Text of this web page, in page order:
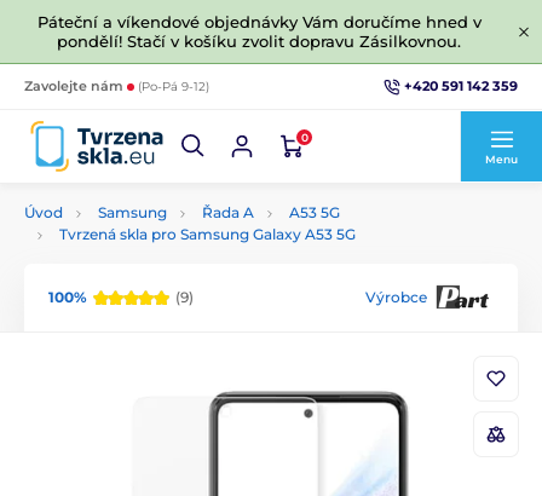
Páteční a víkendové objednávky Vám doručíme hned v
pondělí! Stačí v košíku zvolit dopravu Zásilkovnou.
Zavolejte nám (Po-Pá 9-12) +420 591 142 359
0
Menu
Úvod Samsung Řada A
A53 5G
Tvrzená skla pro Samsung Galaxy A53 5G
100% (9) Výrobce